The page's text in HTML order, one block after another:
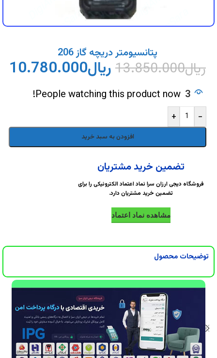
DigiArzanSara
DigiArzanSara
DigiArzanSara
DigiArzanSara
DigiArzanSara
DigiArzanSara
DigiArzanSara
DigiArzanSara
DigiArzanSara
DigiArzanSara
DigiArzanSara
DigiArzanSara
DigiArzanSara
DigiArzanSara
DigiArzanSara
DigiArzanSara
پتانسیومتر دریچه گاز 206
ریال13.850.000 ریال10.780.000
3
People watching this product now!
-
+
افزودن به سبد خرید
تضمین خرید مشتریان
فروشگاه دیجی ارزان سرا نماد اعتماد الکترونیکی را برای
تضمین خرید مشتریان دارد.
مشاهده نماد اعتماد
توضیحات محصول